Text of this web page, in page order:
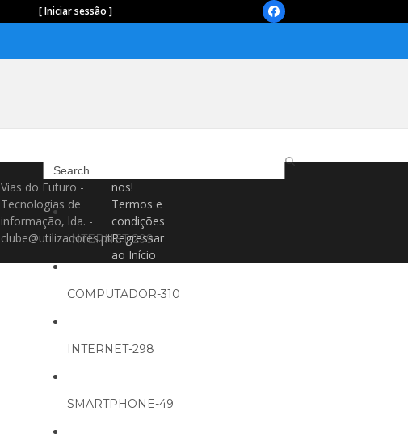
[ Iniciar sessão ] Facebook
Search
INTERNET-299
COMPUTADOR-310
INTERNET-298
SMARTPHONE-49
Vias do Futuro -
Tecnologias de
informação, lda. -
clube@utilizadores.pt
nos!
Termos e
condições
Regressar
ao Início